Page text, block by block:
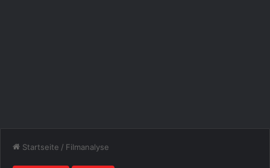
Startseite / Filmanalyse